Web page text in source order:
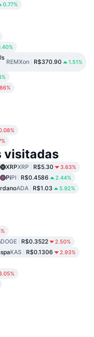
0.77%
REMXon R$370.90 1.51%
visitadas
XRPXRP R$5.30 3.63%
PiPI R$0.4586 2.44%
ADA R$1.03 5.92%
DOGE R$0.3522 2.50%
KAS R$0.1306 2.93%